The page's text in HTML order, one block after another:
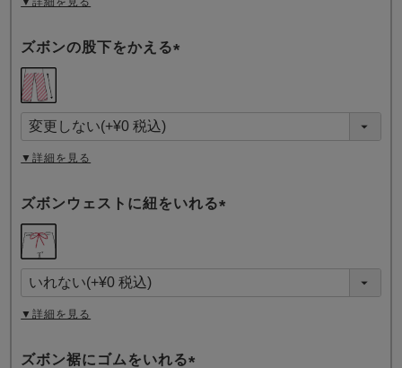
ズボンの股下をかえる
須
)
▼詳細を見る
ズボンウェストに紐をいれる
須
)
▼詳細を見る
ズボン裾にゴムをいれる